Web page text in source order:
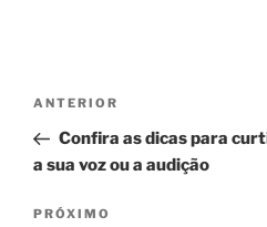
Navegação
Post
Post
anterior
ANTERIOR
Confira as dicas para
a sua voz ou a audição
Próximo
PRÓXIMO